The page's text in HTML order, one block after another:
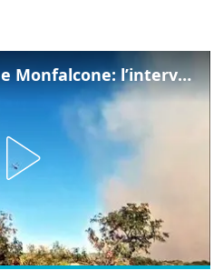
Incendio tra Duino e Monfalcone: l’intervento dei vigili del fuoco